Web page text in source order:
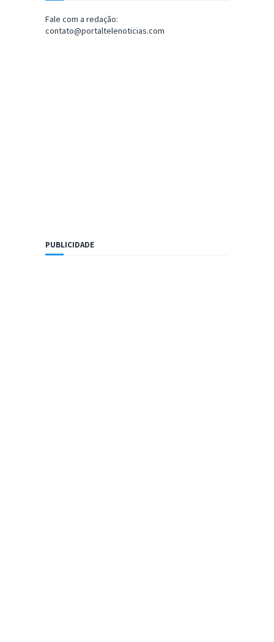
Fale com a redação:
contato@portaltelenoticias.com
PUBLICIDADE